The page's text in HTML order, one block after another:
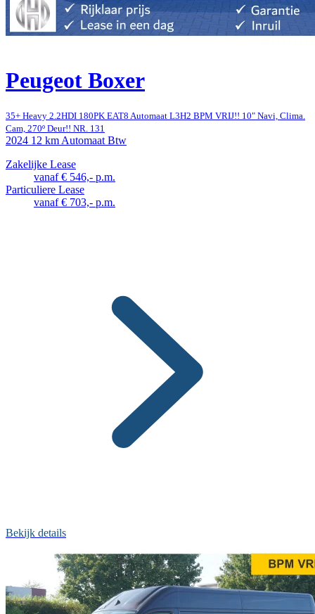
Peugeot Boxer
35+ Heavy 2.2HDI 180PK EAT8 Automaat L3H2 BPM VRIJ!! 10" Navi, Clima.
Cam, 270º Deur!! NR. 131
2024 12 km Automaat Btw
Zakelijke Lease
vanaf € 546,- p.m.
Particuliere Lease
vanaf € 703,- p.m.
Bekijk details